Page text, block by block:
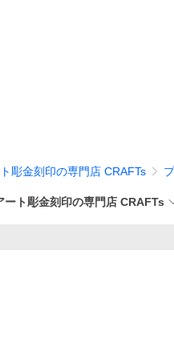
彫金刻印の専門店 CRAFTs
ート彫金刻印の専門店 CRAFTs